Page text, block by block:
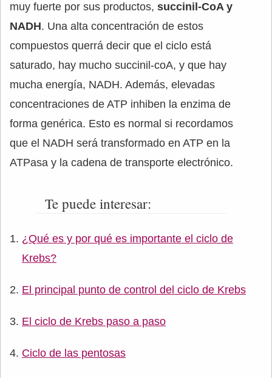
muy fuerte por sus productos, succinil-CoA y
NADH. Una alta concentración de estos
compuestos querrá decir que el ciclo está
saturado, hay mucho succinil-coA, y que hay
mucha energía, NADH. Además, elevadas
concentraciones de ATP inhiben la enzima de
forma genérica. Esto es normal si recordamos
que el NADH será transformado en ATP en la
ATPasa y la cadena de transporte electrónico.
Te puede interesar:
¿Qué es y por qué es importante el ciclo de
Krebs?
El principal punto de control del ciclo de Krebs
El ciclo de Krebs paso a paso
Ciclo de las pentosas